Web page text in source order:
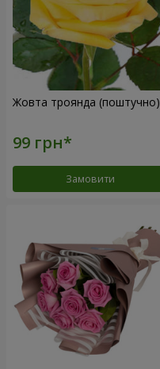
Жовта троянда (поштучно)
Замовити